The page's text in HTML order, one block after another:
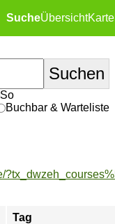
SucheÜbersichtKarte
So
Buchbar & Warteliste
Tag